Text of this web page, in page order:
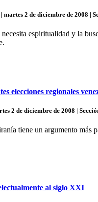
2 de diciembre de 2008 |
espiritualidad y la
elecciones regionales
2 de diciembre de 2008 |
tiene un argumento más
al siglo XXI